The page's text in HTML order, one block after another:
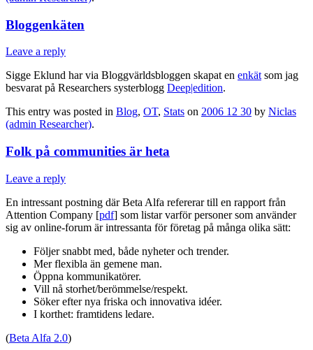
Bloggenkäten
Leave a reply
Sigge Eklund har via Bloggvärldsbloggen skapat en enkät som jag
besvarat på Researchers systerblogg Deep|edition.
This entry was posted in Blog, OT, Stats on 2006 12 30 by Niclas
(admin Researcher).
Folk på communities är heta
Leave a reply
En intressant postning där Beta Alfa refererar till en rapport från
Attention Company [pdf] som listar varför personer som använder
sig av online-forum är intressanta för företag på många olika sätt:
Följer snabbt med, både nyheter och trender.
Mer flexibla än gemene man.
Öppna kommunikatörer.
Vill nå storhet/berömmelse/respekt.
Söker efter nya friska och innovativa idéer.
I korthet: framtidens ledare.
(Beta Alfa 2.0)